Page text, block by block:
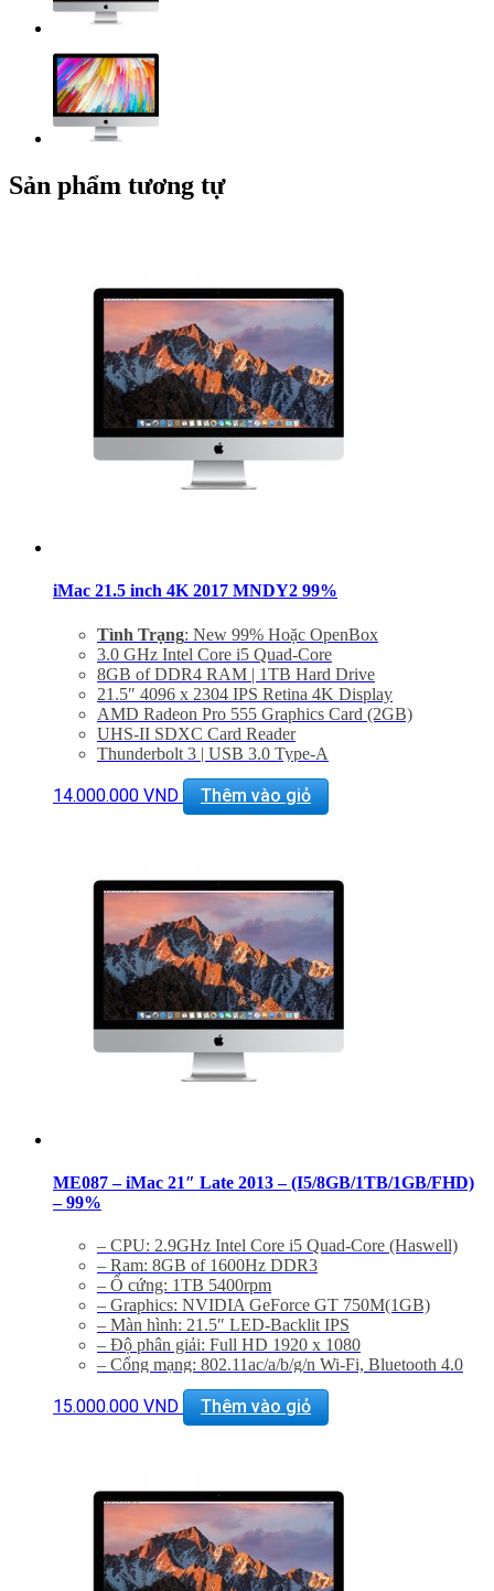
Sản phẩm tương tự
iMac 21.5 inch 4K 2017 MNDY2 99%
Tình Trạng: New 99% Hoặc OpenBox
3.0 GHz Intel Core i5 Quad-Core
8GB of DDR4 RAM | 1TB Hard Drive
21.5″ 4096 x 2304 IPS Retina 4K Display
AMD Radeon Pro 555 Graphics Card (2GB)
UHS-II SDXC Card Reader
Thunderbolt 3 | USB 3.0 Type-A
1 x Gigabit Ethernet Port
Bảo hành 6 tháng. Bao test 1 tuần.
14.000.000 VND Thêm vào giỏ
ME087 – iMac 21″ Late 2013 – (I5/8GB/1TB/1GB/FHD)
– 99%
– CPU: 2.9GHz Intel Core i5 Quad-Core (Haswell)
– Ram: 8GB of 1600Hz DDR3
– Ổ cứng: 1TB 5400rpm
– Graphics: NVIDIA GeForce GT 750M(1GB)
– Màn hình: 21.5″ LED-Backlit IPS
– Độ phân giải: Full HD 1920 x 1080
– Cổng mạng: 802.11ac/a/b/g/n Wi-Fi, Bluetooth 4.0
Reader
– Thiết bị nghe nhìn: 720p FaceTime HD
Bảo hành 6 tháng. Bao test 1 tuần.
Hổ trợ kỹ thuật và vệ sinh máy suốt đời.
15.000.000 VND Thêm vào giỏ